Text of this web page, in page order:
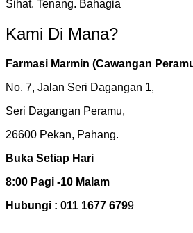
Sihat. Tenang. Bahagia
Kami Di Mana?
Farmasi Marmin (Cawangan
No. 7, Jalan Seri Dagangan 1,
Seri Dagangan Peramu,
26600 Pekan, Pahang.
Buka Setiap Hari
8:00 Pagi -10 Malam
Hubungi : 011 1677 6799